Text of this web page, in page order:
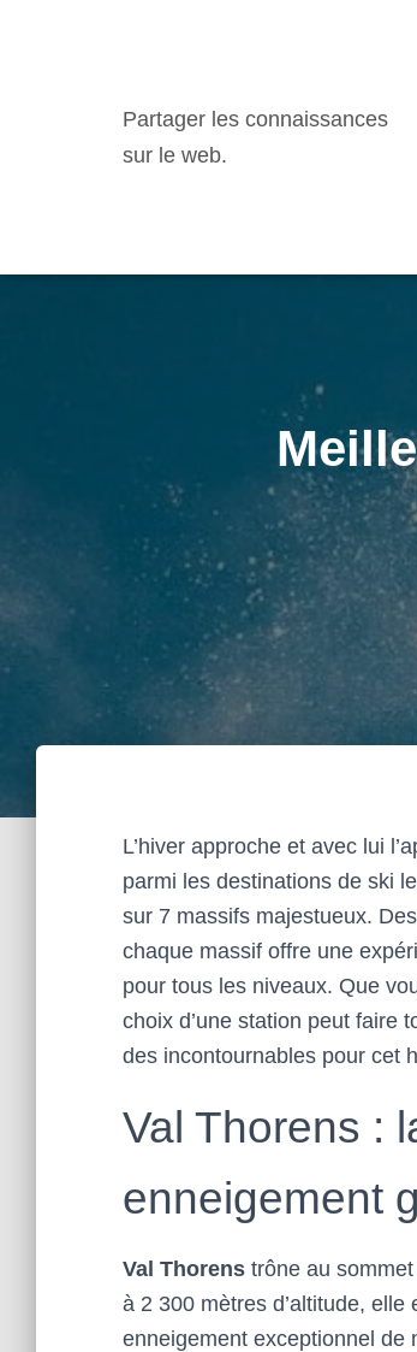
Partager les connaissances
sur le web.
L’hiver approche et avec lui
parmi les destinations de ski
sur 7 massifs majestueux.
chaque massif offre une
pour tous les niveaux. Que
choix d’une station peut faire
des incontournables pour cet
Val Thorens :
enneigement
Val Thorens trône au
à 2 300 mètres d’altitude,
enneigement exceptionnel de